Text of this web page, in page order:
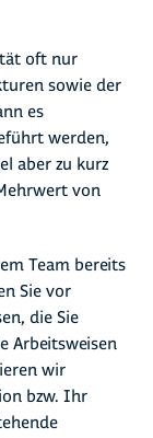
oft nur
sowie der
es
werden,
aber zu kurz
von
Team bereits
Sie vor
die Sie
Arbeitsweisen
wir
bzw. Ihr